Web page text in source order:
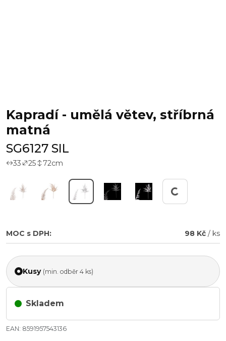
Kapradí - umělá větev, stříbrná
matná
SG6127 SIL
33 25 72cm
Pracuji...
MOC s DPH: 98 Kč / ks
Kusy (min. odběr 4 ks)
Skladem
EAN: 8591957543136